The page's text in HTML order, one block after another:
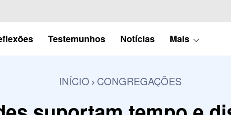
Testemunhos Notícias Mais
INÍCIO CONGREGAÇÕES